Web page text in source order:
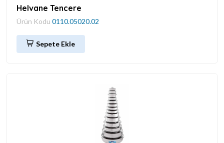
Helvane Tencere
Ürün Kodu 0110.05020.02
Sepete Ekle